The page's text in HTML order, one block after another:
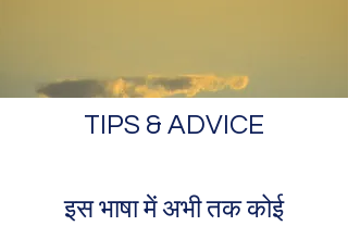
TIPS & ADVICE
इस भाषा में अभी तक कोई